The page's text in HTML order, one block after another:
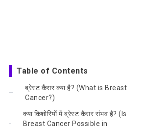
Table of Contents
ब्रेस्ट कैंसर क्या है? (What is Breast
Cancer?)
क्या किशोरियों में ब्रेस्ट कैंसर संभव है? (Is
Breast Cancer Possible in